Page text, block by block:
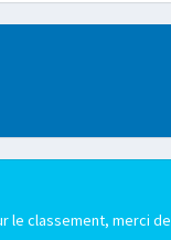
le classement, merci de